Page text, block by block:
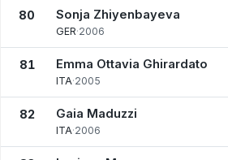
80 Sonja Zhiyenbayeva
GER·2006
81 Emma Ottavia Ghirardato
ITA·2005
82 Gaia Maduzzi
ITA·2006